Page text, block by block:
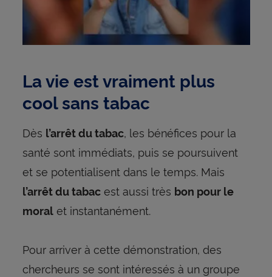
La vie est vraiment plus
cool sans tabac
Dès l’arrêt du tabac, les bénéfices pour la
santé sont immédiats, puis se poursuivent
et se potentialisent dans le temps. Mais
l’arrêt du tabacest aussi très bon pour le
moralet instantanément.
Pour arriver à cette démonstration, des
chercheurs se sont intéressés à un groupe